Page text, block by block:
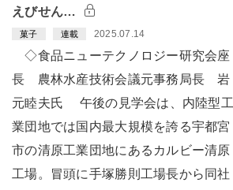
えびせん…
菓子 連載 2025.07.14
◇食品ニューテクノロジー研究会座
長 農林水産技術会議元事務局長 岩
元睦夫氏 午後の見学会は、内陸型工
業団地では国内最大規模を誇る宇都宮
市の清原工業団地にあるカルビー清原
工場。冒頭に手塚勝則工場長から同社